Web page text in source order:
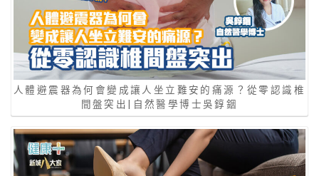
人體避震器為何會變成讓人坐立難安的痛源？從零認識椎
間盤突出|自然醫學博士吳錞銦